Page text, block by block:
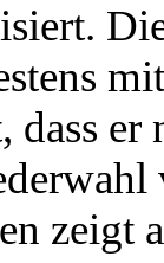
dass er
zeigt